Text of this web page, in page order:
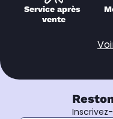
Service après
vente